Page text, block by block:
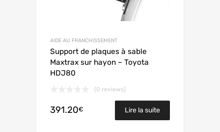
AIDE AU FRANCHISSEMENT
Support de plaques à sable
Maxtrax sur hayon – Toyota
HDJ80
(0 reviews)
391.20€ Lire la suite